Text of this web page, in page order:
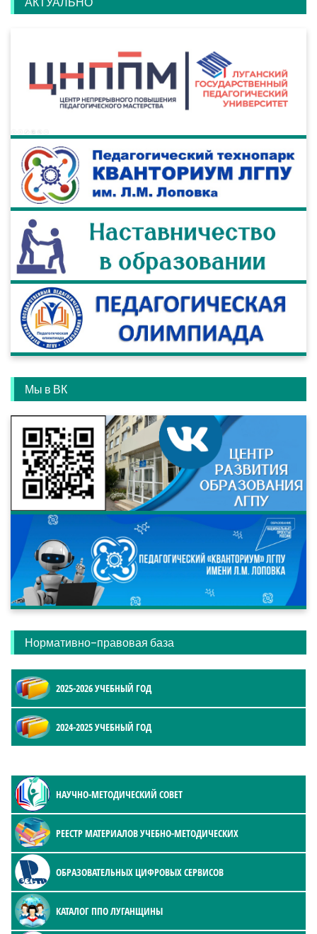
Мы в ВК
Нормативно-правовая база
2025-2026 УЧЕБНЫЙ ГОД
2024-2025 УЧЕБНЫЙ ГОД
НАУЧНО-МЕТОДИЧЕСКИЙ СОВЕТ
РЕЕСТР МАТЕРИАЛОВ УЧЕБНО-МЕТОДИЧЕСКИХ
ОБРАЗОВАТЕЛЬНЫХ ЦИФРОВЫХ СЕРВИСОВ
КАТАЛОГ ППО ЛУГАНЩИНЫ